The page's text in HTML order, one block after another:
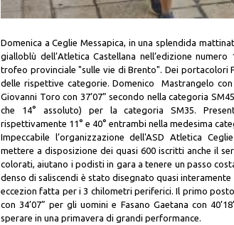
Domenica a Ceglie Messapica, in una splendida
gialloblù dell’Atletica Castellana nell’edizione
trofeo provinciale "sulle vie di Brento". Dei portacolori
delle rispettive categorie. Domenico Mastrangelo
Giovanni Toro con 37’07” secondo nella categoria
che 14° assoluto) per la categoria SM35.
rispettivamente 11° e 40° entrambi nella medesima
Impeccabile l’organizzazione dell'ASD Atletica
mettere a disposizione dei quasi 600 iscritti anche il
colorati, aiutano i podisti in gara a tenere un passo
denso di saliscendi è stato disegnato quasi
eccezion fatta per i 3 chilometri periferici. Il primo
con 34’07” per gli uomini e Fasano Gaetana con
sperare in una primavera di grandi performance.